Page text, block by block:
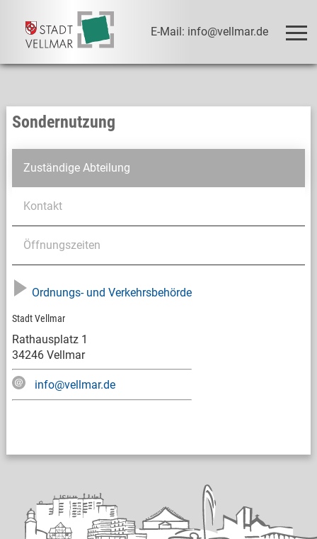
E-Mail: info@vellmar.de
Sondernutzung
Zuständige Abteilung
Kontakt
Öffnungszeiten
Ordnungs- und Verkehrsbehörde
Stadt Vellmar
Rathausplatz 1
34246 Vellmar
info@vellmar.de